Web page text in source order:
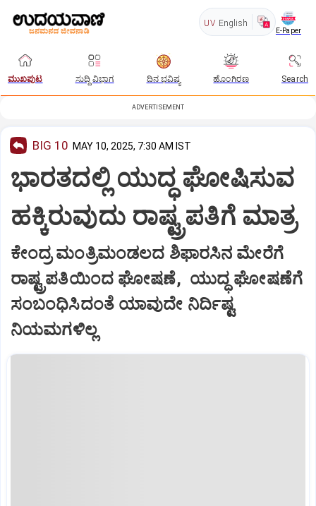
UV English
E-Paper
ಮುಖಪುಟ ಸುದ್ದಿ ವಿಭಾಗ ದಿನ ಭವಿಷ್ಯ ಹೊಂಗಿರಣ Search
ADVERTISEMENT
BIG 10 MAY 10, 2025, 7:30 AM IST
ಭಾರತದಲ್ಲಿ ಯುದ್ಧ ಘೋಷಿಸುವ
ಹಕ್ಕಿರುವುದು ರಾಷ್ಟ್ರಪತಿಗೆ ಮಾತ್ರ
ಕೇಂದ್ರ ಮಂತ್ರಿಮಂಡಲದ ಶಿಫಾರಸಿನ ಮೇರೆಗೆ
ರಾಷ್ಟ್ರಪತಿಯಿಂದ ಘೋಷಣೆ, ಯುದ್ಧ ಘೋಷಣೆಗೆ
ಸಂಬಂಧಿಸಿದಂತೆ ಯಾವುದೇ ನಿರ್ದಿಷ್ಟ
ನಿಯಮಗಳಿಲ್ಲ